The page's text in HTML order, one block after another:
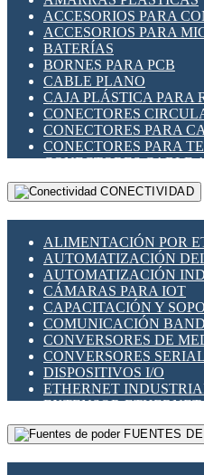
INDICADORES PARA
INTERFACES DE RELÉ
INTERRUPTORES FIN
LLAVES
MEDIDORES DE
MOTORES PASO A
PANTALLAS HMI
PLC -
PROGRAMADORES
RELÉS DE PROTECCIÓN
SENSORES
SENSORES
TEMPORIZADORES
VARIACS
VARIADORES DE
SECCIONADORES -
MAQUINARIA
ACCESORIOS PARA
ACCESORIOS PARA
BATERÍAS
BORNES PARA PCB
CABLE PLANO
CAJA PLÁSTICA PARA
CONECTORES
CONECTORES PARA
CONECTORES PARA
CONECTORES CABLE
CONECTORES PCB A
DIP SWITCHES
HERRAMIENTAS
ILUMINACIÓN LED
INTERRUPTORES REED
INTERFACES DE RELÉ
OTROS RELÉS
PROTECCIÓN TÉRMICA
RELÉS
RELÉS DE SEÑAL
RELÉS DE ESTADO
RELÉS INDUSTRIALES
RELÉS MINIATURA DE
SENSORES
CONECTIVIDAD
ALIMENTACIÓN POR
AUTOMATIZACIÓN
AUTOMATIZACIÓN
CÁMARAS PARA IOT
CAPACITACIÓN Y
COMUNICACIÓN
CONVERSORES DE
CONVERSORES
DISPOSITIVOS I/O
ETHERNET
EXTENSOR
GATEWAY LORAWAN
GESTIÓN DE REDES
FUENTES